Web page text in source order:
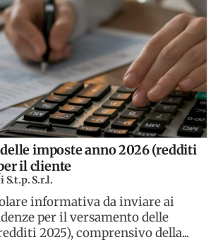
imposte anno 2026 (redditi
il cliente
S.t.p. S.r.l.
informativa da inviare ai
per il versamento delle
2025), comprensivo della...